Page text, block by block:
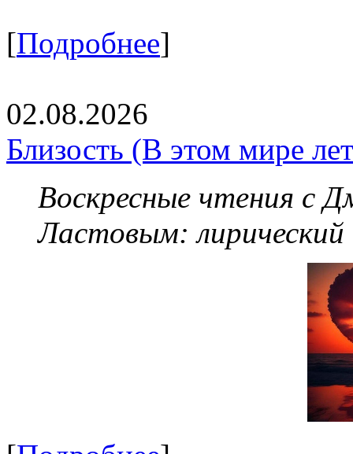
[Подробнее]
02.08.2026
Близость (В этом мире
Воскресные чтения с
Ластовым: